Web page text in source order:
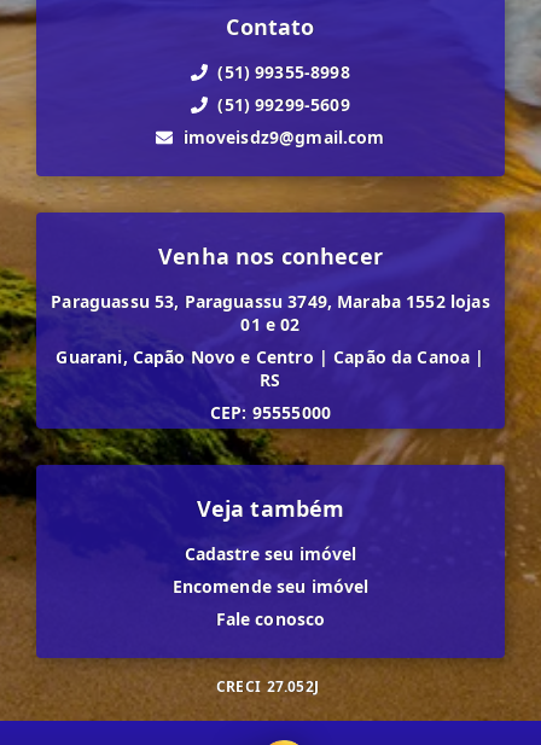
Contato
(51) 99355-8998
(51) 99299-5609
imoveisdz9@gmail.com
Venha nos conhecer
Paraguassu 53, Paraguassu 3749, Maraba 1552 lojas
01 e 02
Guarani, Capão Novo e Centro | Capão da Canoa |
RS
CEP: 95555000
Veja também
Cadastre seu imóvel
Encomende seu imóvel
Fale conosco
CRECI 27.052J